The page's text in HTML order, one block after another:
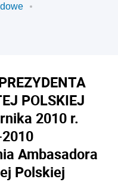
POLSKIEJ
2010 r.
Ambasadora
Polskiej